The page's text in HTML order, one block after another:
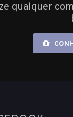
qualquer